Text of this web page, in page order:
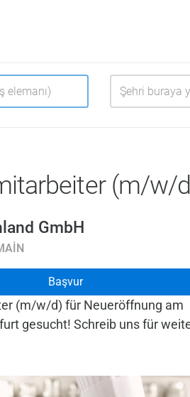
(m/w/
GmbH
Başvur
(m/w/d) für Neueröffnung am
gesucht! Schreib uns für